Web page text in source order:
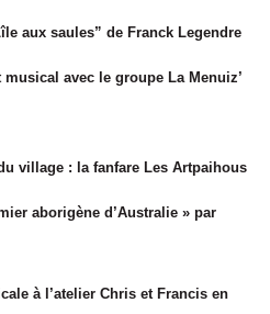
aux saules” de Franck Legendre
avec le groupe La Menuiz’
village : la fanfare Les Artpaihous
aborigène d’Australie » par
à l’atelier Chris et Francis en